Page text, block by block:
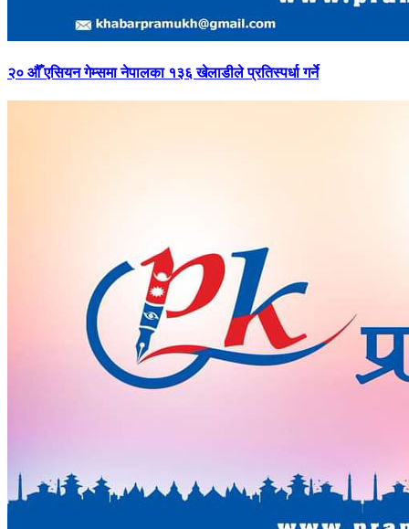
२० औँ एसियन गेम्समा नेपालका १३६ खेलाडीले प्रतिस्पर्धा गर्ने